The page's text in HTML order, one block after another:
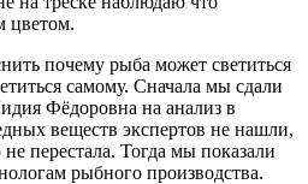
цветом.
почему рыба может светиться
самому. Сначала мы сдали
Фёдоровна на анализ в
веществ экспертов не нашли,
перестала. Тогда мы показали
рыбного производства.